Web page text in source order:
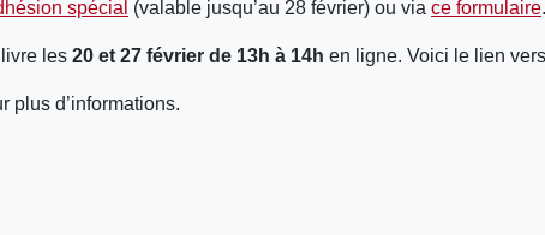
spécial (valable jusqu’au 28 février) ou via ce formulaire.
les 20 et 27 février de 13h à 14h en ligne. Voici le lien
plus d’informations.